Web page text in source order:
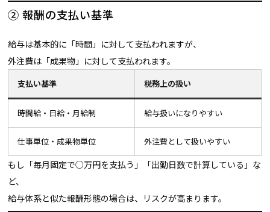
② 報酬の支払い基準
給与は基本的に「時間」に対して支払われますが、
外注費は「成果物」に対して支払われます。
支払い基準 税務上の扱い
時間給・日給・月給制 給与扱いになりやすい
仕事単位・成果物単位 外注費として扱いやすい
もし「毎月固定で○万円を支払う」「出勤日数で計算している」な
ど、
給与体系と似た報酬形態の場合は、リスクが高まります。